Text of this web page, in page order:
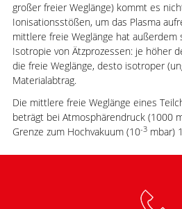
großer freier Weglänge) kommt es
Ionisationsstößen, um das Plasma
mittlere freie Weglänge hat außerdem
Isotropie von Ätzprozessen: je höher
die freie Weglänge, desto isotroper
Materialabtrag.
Die mittlere freie Weglänge eines
beträgt bei Atmosphärendruck (1000
Grenze zum Hochvakuum (10-3mbar)